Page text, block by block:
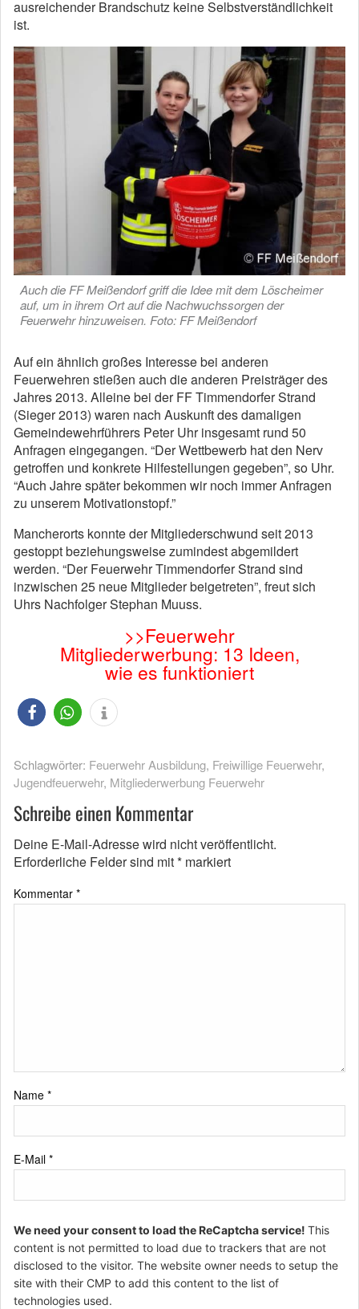
ausreichender Brandschutz keine Selbstverständlichkeit
ist.
Auch die FF Meißendorf griff die Idee mit dem Löscheimer
auf, um in ihrem Ort auf die Nachwuchssorgen der
Feuerwehr hinzuweisen. Foto: FF Meißendorf
Auf ein ähnlich großes Interesse bei anderen
Feuerwehren stießen auch die anderen Preisträger des
Jahres 2013. Alleine bei der FF Timmendorfer Strand
(Sieger 2013) waren nach Auskunft des damaligen
Gemeindewehrführers Peter Uhr insgesamt rund 50
Anfragen eingegangen. “Der Wettbewerb hat den Nerv
getroffen und konkrete Hilfestellungen gegeben”, so Uhr.
“Auch Jahre später bekommen wir noch immer Anfragen
zu unserem Motivationstopf.”
Mancherorts konnte der Mitgliederschwund seit 2013
gestoppt beziehungsweise zumindest abgemildert
werden. “Der Feuerwehr Timmendorfer Strand sind
inzwischen 25 neue Mitglieder beigetreten”, freut sich
Uhrs Nachfolger Stephan Muuss.
>>Feuerwehr
Mitgliederwerbung: 13 Ideen,
wie es funktioniert
Schlagwörter: Feuerwehr Ausbildung, Freiwillige Feuerwehr,
Jugendfeuerwehr, Mitgliederwerbung Feuerwehr
Schreibe einen Kommentar
Deine E-Mail-Adresse wird nicht veröffentlicht.
Erforderliche Felder sind mit* markiert
Kommentar *
Name *
E-Mail *
We need your consent to load the ReCaptcha service! This
content is not permitted to load due to trackers that are not
disclosed to the visitor. The website owner needs to setup the
site with their CMP to add this content to the list of
technologies used.